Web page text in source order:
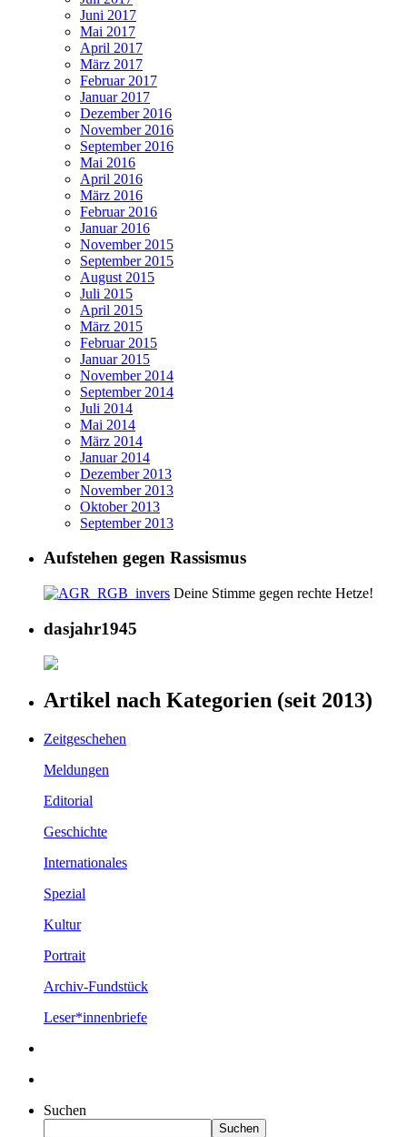
Juni 2017
Mai 2017
April 2017
März 2017
Februar 2017
Januar 2017
Dezember 2016
November 2016
September 2016
Mai 2016
April 2016
März 2016
Februar 2016
Januar 2016
November 2015
September 2015
August 2015
Juli 2015
April 2015
März 2015
Februar 2015
Januar 2015
November 2014
September 2014
Juli 2014
Mai 2014
März 2014
Januar 2014
Dezember 2013
November 2013
Oktober 2013
September 2013
Aufstehen gegen Rassismus
Deine Stimme gegen rechte Hetze!
dasjahr1945
Artikel nach Kategorien (seit 2013)
Zeitgeschehen
Meldungen
Editorial
Geschichte
Internationales
Spezial
Kultur
Portrait
Archiv-Fundstück
Leser*innenbriefe
Suchen
Suchen